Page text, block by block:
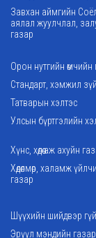
Завхан аймгийн
аялал жуулчлал,
газар
Орон нутгийн өмчийн
Стандарт, хэмжил
Татварын хэлтэс
Улсын бүртгэлийн
Хүнс, хөдөө аж ахуйн
Хөдөлмөр, халамж
газар
Шүүхийн шийдвэр
Эрүүл мэндийн газар